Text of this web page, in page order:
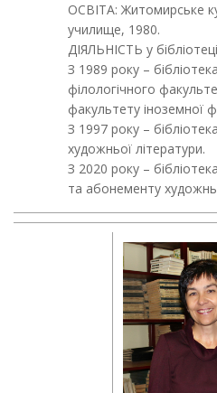
ОСВІТА: Житомирське
училище, 1980.
ДІЯЛЬНІСТЬ у
З 1989 року –
філологічного
факультету іноземної
З 1997 року –
художньої літератури.
З 2020 року –
та абонементу